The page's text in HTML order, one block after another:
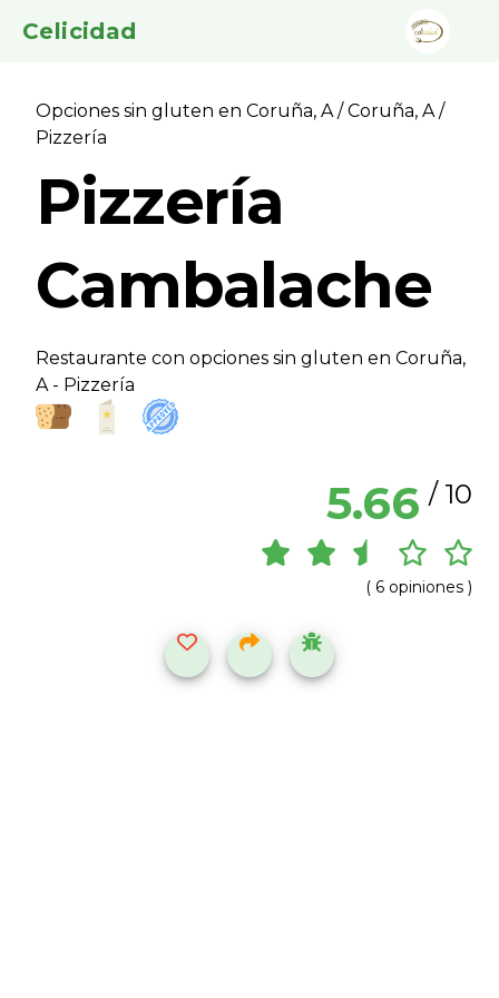
Celicidad
Opciones sin gluten en Coruña, A/Coruña, A/
Pizzerí­a
Pizzerí­a
Cambalache
Restaurante con opciones sin gluten en Coruña,
A - Pizzerí­a
5.66 / 10
( 6 opiniones )